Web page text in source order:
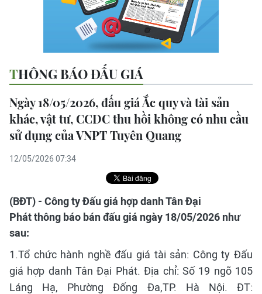
THÔNG BÁO ĐẤU GIÁ
Ngày 18/05/2026, đấu giá Ắc quy và tài sản
khác, vật tư, CCDC thu hồi không có nhu cầu
sử dụng của VNPT Tuyên Quang
12/05/2026 07:34
(BĐT) - Công ty Đấu giá hợp danh Tân Đại
Phát thông báo bán đấu giá ngày 18/05/2026 như
sau:
1.Tổ chức hành nghề đấu giá tài sản: Công ty Đấu
giá hợp danh Tân Đại Phát. Địa chỉ: Số 19 ngõ 105
Láng Hạ, Phường Đống Đa,TP. Hà Nội. ĐT: